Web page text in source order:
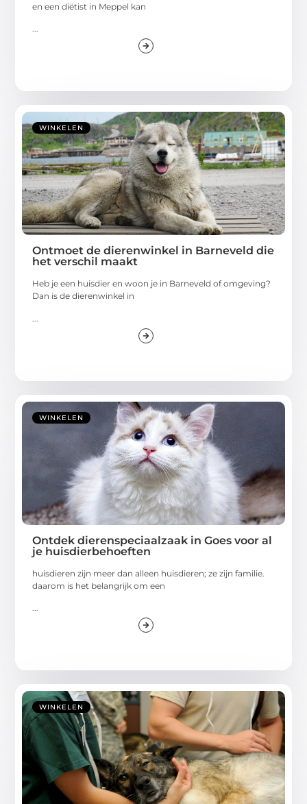
en een diëtist in Meppel kan
...
WINKELEN
Ontmoet de dierenwinkel in Barneveld die
het verschil maakt
Heb je een huisdier en woon je in Barneveld of omgeving?
Dan is de dierenwinkel in
WINKELEN
Ontdek dierenspeciaalzaak in Goes voor al
je huisdierbehoeften
huisdieren zijn meer dan alleen huisdieren; ze zijn familie.
daarom is het belangrijk om een
...
WINKELEN